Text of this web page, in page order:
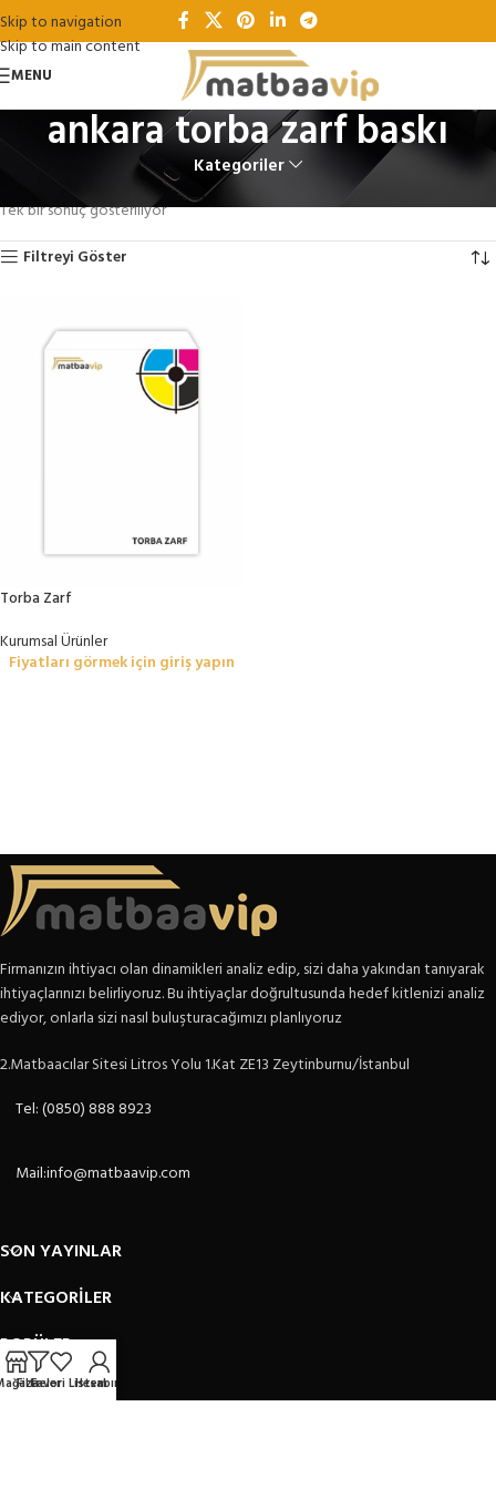
Skip to navigation
Skip to main content
MENU
ankara torba zarf baskı
Kategoriler
Ürünler “ankara torba zarf baskı” olarak etiketlendi
Tek bir sonuç gösteriliyor
Filtreyi Göster
Torba Zarf
Kurumsal Ürünler
Fiyatları görmek için giriş yapın
Firmanızın ihtiyacı olan dinamikleri analiz edip, sizi daha yakından tanıyarak
ihtiyaçlarınızı belirliyoruz. Bu ihtiyaçlar doğrultusunda hedef kitlenizi analiz
ediyor, onlarla sizi nasıl buluşturacağımızı planlıyoruz
2.Matbaacılar Sitesi Litros Yolu 1.Kat ZE13 Zeytinburnu/İstanbul
Tel: (0850) 888 8923
Mail:info@matbaavip.com
SON YAYINLAR
KATEGORİLER
POPÜLER
KURUMSAL
Filtreler
Favori Listem
Hesabım